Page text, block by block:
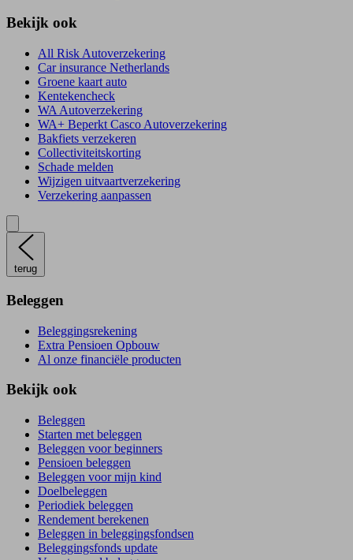
Bekijk ook
All Risk Autoverzekering
Car insurance Netherlands
Groene kaart auto
Kentekencheck
WA Autoverzekering
WA+ Beperkt Casco Autoverzekering
Bakfiets verzekeren
Collectiviteitskorting
Schade melden
Wijzigen uitvaartverzekering
Verzekering aanpassen
terug
Beleggen
Beleggingsrekening
Extra Pensioen Opbouw
Al onze financiële producten
Bekijk ook
Beleggen
Starten met beleggen
Beleggen voor beginners
Pensioen beleggen
Beleggen voor mijn kind
Doelbeleggen
Periodiek beleggen
Rendement berekenen
Beleggen in beleggingsfondsen
Beleggingsfonds update